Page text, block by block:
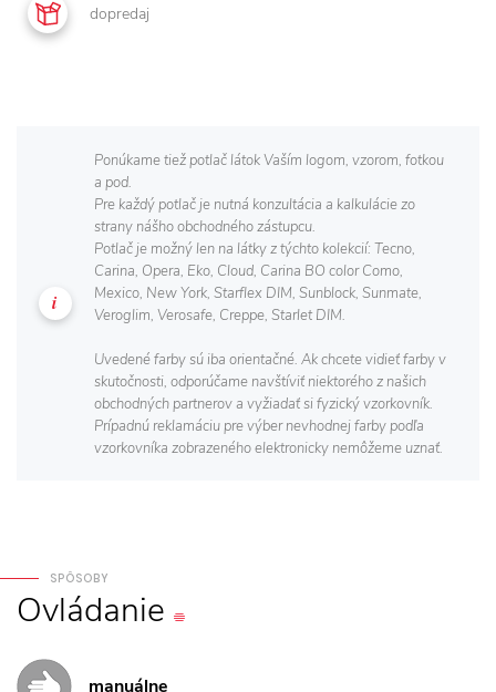
dopredaj
Ponúkame tiež potlač látok Vaším logom, vzorom, fotkou
a pod.
Pre každý potlač je nutná konzultácia a kalkulácie zo
strany nášho obchodného zástupcu.
Potlač je možný len na látky z týchto kolekcií: Tecno,
Carina, Opera, Eko, Cloud, Carina BO color Como,
Mexico, New York, Starflex DIM, Sunblock, Sunmate,
Veroglim, Verosafe, Creppe, Starlet DIM.
Uvedené farby sú iba orientačné. Ak chcete vidieť farby v
skutočnosti, odporúčame navštíviť niektorého z našich
obchodných partnerov a vyžiadať si fyzický vzorkovník.
Prípadnú reklamáciu pre výber nevhodnej farby podľa
vzorkovníka zobrazeného elektronicky nemôžeme uznať.
SPÔSOBY
Ovládanie
manuálne